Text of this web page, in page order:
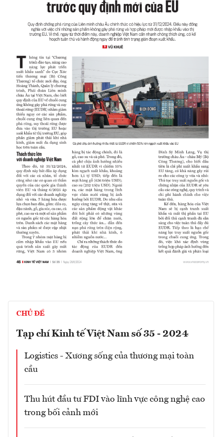
CHỦ ĐỀ
Tạp chí Kinh tế Việt Nam số 35 - 2024
Logistics - Xương sống của thương mại toàn
cầu
Thu hút đầu tư FDI vào lĩnh vực công nghệ cao
trong bối cảnh mới